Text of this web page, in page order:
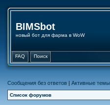
BIMSbot
новый бот для фарма в WoW
FAQ Поиск
Сообщения без ответов | Активные темы
Список форумов